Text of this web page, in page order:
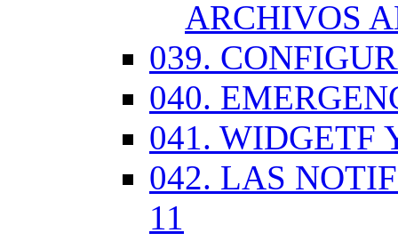
ARCHIVOS
039.
040.
041. WIDGETF
042. LAS
11